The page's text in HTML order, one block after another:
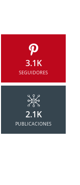
3.1K
SEGUIDORES
2.1K
PUBLICACIONES